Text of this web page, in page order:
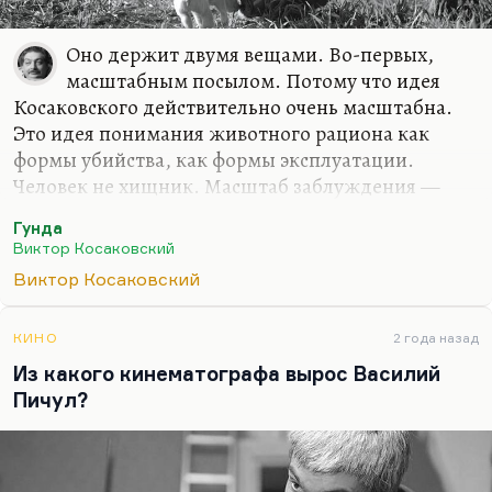
Оно держит двумя вещами. Во-первых,
масштабным посылом. Потому что идея
Косаковского действительно очень масштабна.
Это идея понимания животного рациона как
формы убийства, как формы эксплуатации.
Человек не хищник. Масштаб заблуждения —
удерживает и притягивает так же, как идеи
Толстого даже в самых наивных его работах.
профессионализм. Вот это сочетание
профессионализма в исполнении и благородного
безумия или масштаба личности в замысле — оно
гениально. И это действует. Потому что
Косаковский вообще блистательный
профессионал с идеями. А это сочетание, которое
всегда в литературе и в искусстве…
Гунда
Виктор Косаковский
Виктор Косаковский
КИНО 2 года назад
Из какого кинематографа вырос Василий
Пичул?